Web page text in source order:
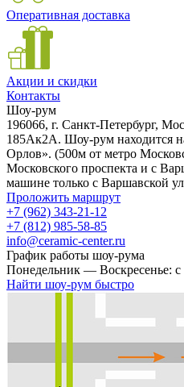
Оперативная доставка
Акции и скидки
Контакты
Шоу-рум
196066, г. Санкт-Петербург,
185Ак2А. Шоу-рум находится
Орлов». (500м от метро
Московского проспекта и с
машине только с Варшавской
Проложить маршрут
+7 (962) 343-21-12
+7 (812) 985-58-85
info@ceramic-center.ru
График работы шоу-рума
Понедельник — Воскресенье: с
Найти шоу-рум быстро